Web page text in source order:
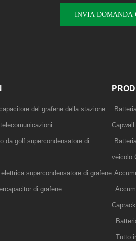
INVIA DOMANDA
del grafene della stazione
da golf supercondensatore di
supercondensatore di grafene
di grafene
Capwall
veicolo
Caprack
Tutto